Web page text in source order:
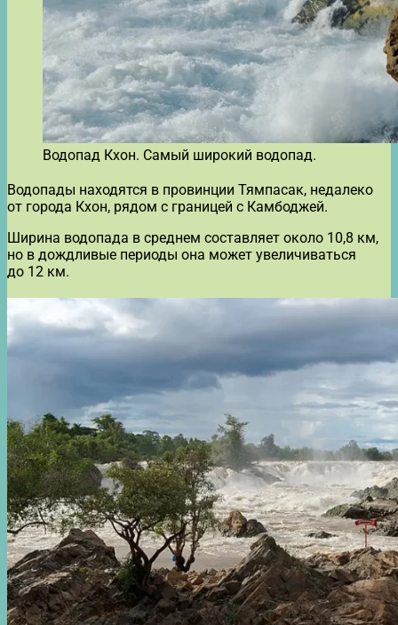
Водопад Кхон. Самый широкий водопад.
Водопады находятся в провинции Тямпасак, недалеко
от города Кхон, рядом с границей с Камбоджей.
Ширина водопада в среднем составляет около 10,8 км,
но в дождливые периоды она может увеличиваться
до 12 км.